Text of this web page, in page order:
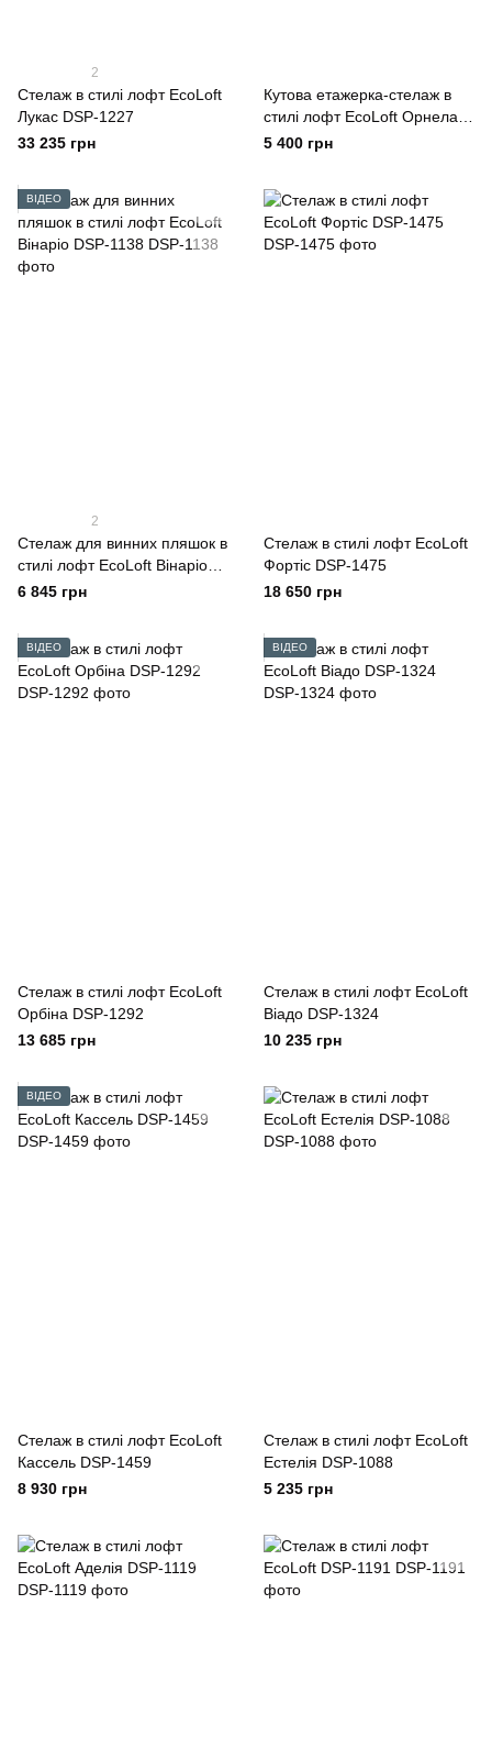
2
Стелаж в стилі лофт EcoLoft
Лукас DSP-1227
33 235 грн
Кутова етажерка-стелаж в
стилі лофт EcoLoft Орнела
DSP-1478
5 400 грн
ВІДЕО
2
Стелаж для винних пляшок в
стилі лофт EcoLoft Вінаріо
DSP-1138
6 845 грн
Стелаж в стилі лофт EcoLoft
Фортіс DSP-1475
18 650 грн
ВІДЕО
Стелаж в стилі лофт EcoLoft
Орбіна DSP-1292
13 685 грн
ВІДЕО
Стелаж в стилі лофт EcoLoft
Віадо DSP-1324
10 235 грн
ВІДЕО
Стелаж в стилі лофт EcoLoft
Кассель DSP-1459
8 930 грн
Стелаж в стилі лофт EcoLoft
Естелія DSP-1088
5 235 грн